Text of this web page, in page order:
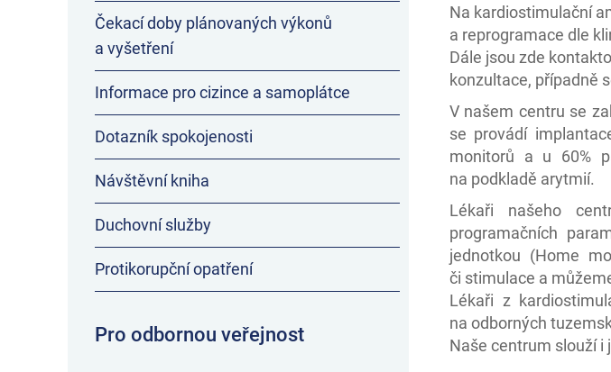
Na kardiostimulační
a reprogramace dle
Dále jsou zde
konzultace, případně
V našem centru se
se provádí
monitorů a u 60%
na podkladě arytmií.
Lékaři našeho
programačních
jednotkou (Home
či stimulace a
Lékaři z
na odborných
Naše centrum slouží i
Čekací doby plánovaných výkonů
a vyšetření
Informace pro cizince a samoplátce
Dotazník spokojenosti
Návštěvní kniha
Duchovní služby
Protikorupční opatření
Pro odbornou veřejnost